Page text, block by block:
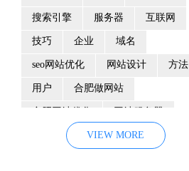
搜索引擎 服务器 互联网
技巧 企业 域名
seo网站优化 网站设计 方法
用户 合肥做网站
优化 网站降权
VIEW MORE